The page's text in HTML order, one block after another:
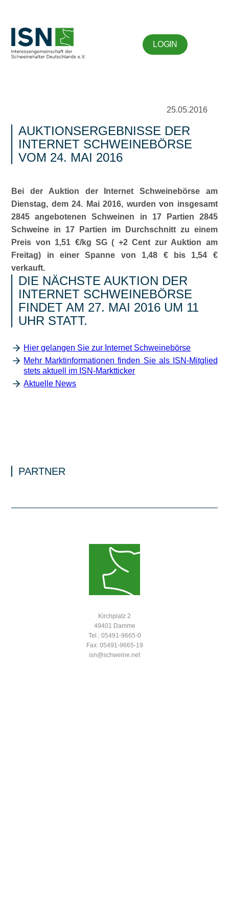
LOGIN
25.05.2016
AUKTIONSERGEBNISSE DER
INTERNET SCHWEINEBÖRSE
VOM 24. MAI 2016
Bei der Auktion der Internet Schweinebörse am
Dienstag, dem 24. Mai 2016, wurden von insgesamt
2845 angebotenen Schweinen in 17 Partien 2845
Schweine in 17 Partien im Durchschnitt zu einem
Preis von 1,51 €/kg SG ( +2 Cent zur Auktion am
Freitag) in einer Spanne von 1,48 € bis 1,54 €
verkauft.
DIE NÄCHSTE AUKTION DER
INTERNET SCHWEINEBÖRSE
FINDET AM 27. MAI 2016 UM 11
UHR STATT.
Hier gelangen Sie zur Internet Schweinebörse
Mehr Marktinformationen finden Sie als ISN-Mitglied
stets aktuell im ISN-Marktticker
Aktuelle News
PARTNER
Kirchplatz 2
49401 Damme
Tel.: 05491-9665-0
Fax: 05491-9665-19
isn@schweine.net